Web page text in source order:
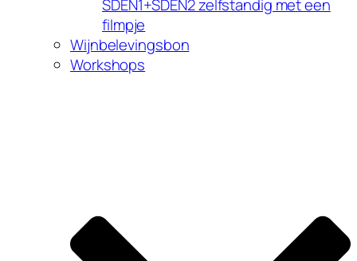
SDEN1+SDEN2 zelfstandig met een
filmpje
Wijnbelevingsbon
Workshops